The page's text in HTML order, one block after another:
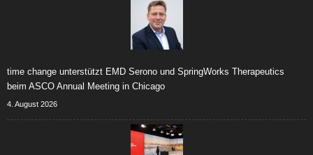
time change unterstützt EMD Serono und SpringWorks Therapeutics
beim ASCO Annual Meeting in Chicago
4. August 2026